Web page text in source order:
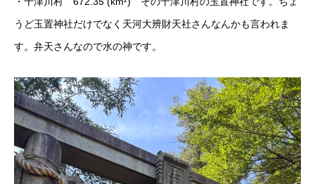
うど玉置神社だけでなく天河大辨財天社さんなんかも言われま
す。弁天さんなので水の神です。